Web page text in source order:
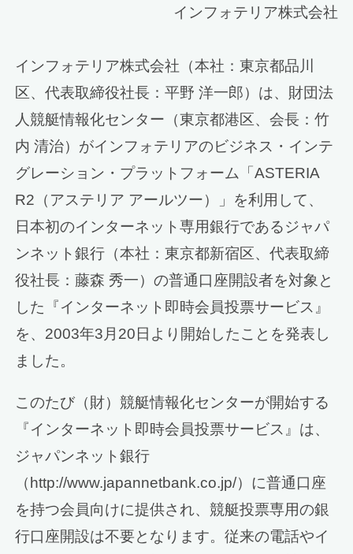
インフォテリア株式会社
インフォテリア株式会社（本社：東京都品川
区、代表取締役社長：平野 洋一郎）は、財団法
人競艇情報化センター（東京都港区、会長：竹
内 清治）がインフォテリアのビジネス・インテ
グレーション・プラットフォーム「ASTERIA
R2（アステリア アールツー）」を利用して、
日本初のインターネット専用銀行であるジャパ
ンネット銀行（本社：東京都新宿区、代表取締
役社長：藤森 秀一）の普通口座開設者を対象と
した『インターネット即時会員投票サービス』
を、2003年3月20日より開始したことを発表し
ました。
このたび（財）競艇情報化センターが開始する
『インターネット即時会員投票サービス』は、
ジャパンネット銀行
（http://www.japannetbank.co.jp/）に普通口座
を持つ会員向けに提供され、競艇投票専用の銀
行口座開設は不要となります。従来の電話やイ